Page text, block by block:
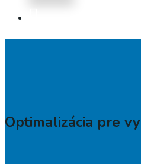
Optimalizácia pre